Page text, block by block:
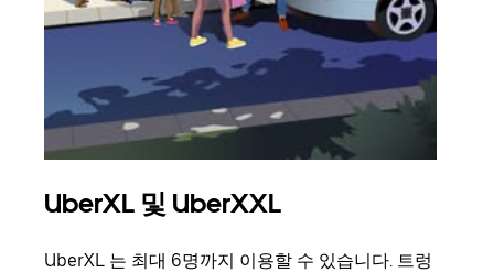
UberXL 및 UberXXL
UberXL 는 최대 6명까지 이용할 수 있습니다. 트렁